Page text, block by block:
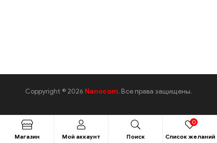
Coppyright © 2026 Nanocom. Все права защищены.
Магазин Мой аккаунт Поиск Список желаний
0